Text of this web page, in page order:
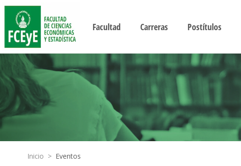
Facultad Carreras Postítulos
Inicio > Eventos